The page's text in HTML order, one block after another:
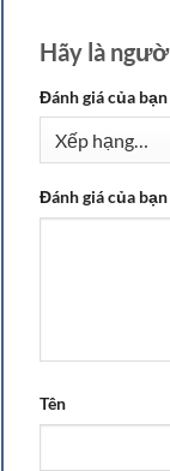
Hãy là
Đánh giá của bạn
Đánh giá của bạn
Tên